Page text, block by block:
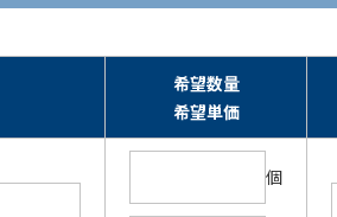
希望数量
希望単価
個